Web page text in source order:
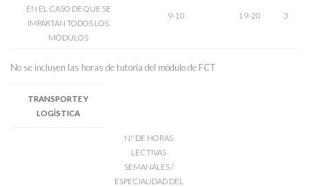
EN EL CASO DE QUE SE
IMPARTAN TODOS LOS
MÓDULOS
9-10 19-20 3
No se incluyen las horas de tutoría del módulo de FCT
TRANSPORTE Y
LOGÍSTICA
N.º DE HORAS
LECTIVAS
SEMANALES /
ESPECIALIDAD DEL